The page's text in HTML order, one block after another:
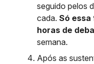
seguido pelos
cada. Só essa
horas de
semana.
Após as